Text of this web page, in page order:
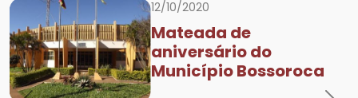
12/10/2020
Mateada de
aniversário do
Município Bossoroca